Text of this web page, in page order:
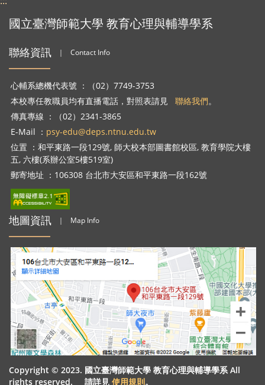
國立臺灣師範大學 教育心理與輔導學系
聯絡資訊 ｜ Contact Info
心輔系總機代表號 ：（02）7749-3753
本校專任教職員均有直播電話，對照表請見 聯絡我們。
傳真專線 ：（02）2341-3865
E-Mail ： psy-edu@deps.ntnu.edu.tw
位置 ：和平東路一段129號, 師大校本部圖書館校區, 教育學院大樓
五, 六樓(系辦公室5樓519室)
郵寄地址 ：106308 台北市大安區和平東路一段162號
地圖資訊 ｜ Map Info
Copyright © 2023. 國立臺灣師範大學 教育心理與輔導學系 All
rights reserved. 請詳見 使用規則。